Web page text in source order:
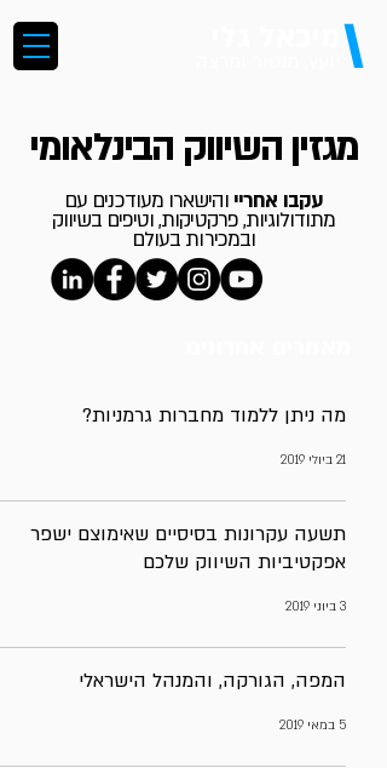
\
מגזין השיווק הבינלאומי
עקבו אחריי והישארו מעודכנים עם
מתודולוגיות, פרקטיקות, וטיפים בשיווק
ובמכירות בעולם
מה ניתן ללמוד מחברות גרמניות?
21 ביולי 2019
תשעה עקרונות בסיסיים שאימוצם ישפר
אפקטיביות השיווק שלכם
3 ביוני 2019
המפה, הגורקה, והמנהל הישראלי
5 במאי 2019